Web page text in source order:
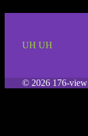
UH UH
© 2026 176-view